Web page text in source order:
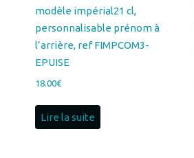
modèle impérial21 cl,
personnalisable prénom à
l’arrière, ref FIMPCOM3-
EPUISE
18.00€
Lire la suite